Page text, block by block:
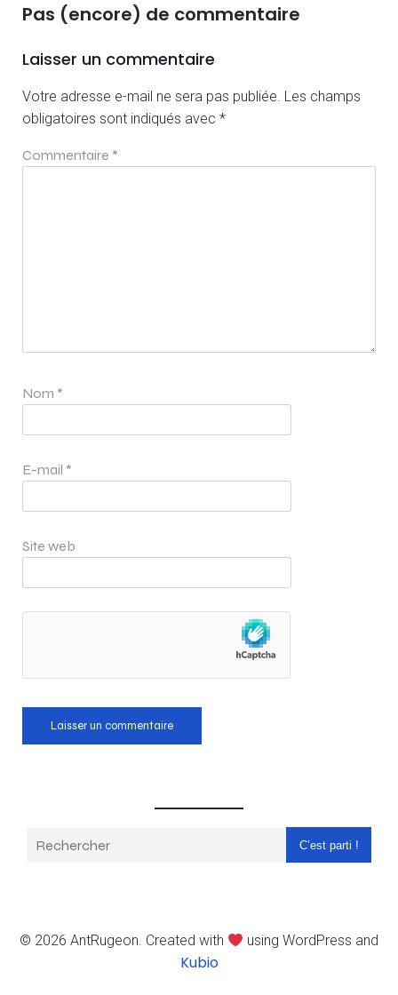
Pas (encore) de commentaire
Laisser un commentaire
Votre adresse e-mail ne sera pas publiée. Les champs
obligatoires sont indiqués avec *
Commentaire *
Nom *
E-mail *
Site web
C’est parti !
© 2026 AntRugeon. Created with using WordPress and
Kubio